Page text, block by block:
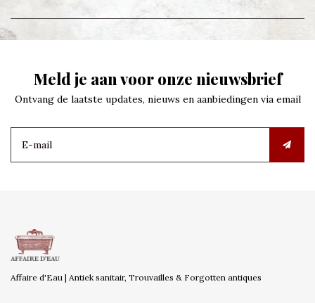
Meld je aan voor onze nieuwsbrief
Ontvang de laatste updates, nieuws en aanbiedingen via email
Affaire d'Eau | Antiek sanitair, Trouvailles & Forgotten antiques